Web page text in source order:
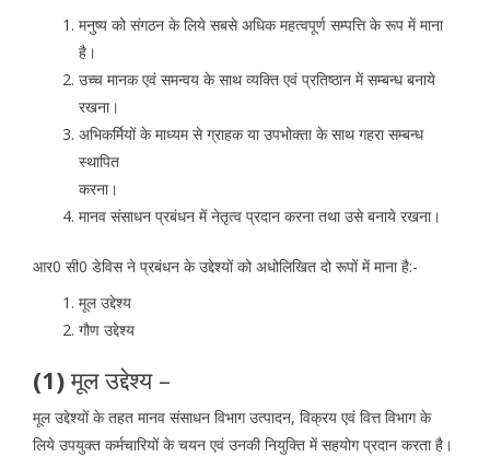
मनुष्य को संगठन के लिये सबसे अधिक महत्वपूर्ण सम्पत्ति के रूप में माना
है।
उच्च मानक एवं समन्वय के साथ व्यक्ति एवं प्रतिष्ठान में सम्बन्ध बनाये
रखना।
अभिकर्मियों के माध्यम से ग्राहक या उपभोक्ता के साथ गहरा सम्बन्ध
स्थापित
करना।
मानव संसाधन प्रबंधन में नेतृत्व प्रदान करना तथा उसे बनाये रखना।
आर0 सी0 डेविस ने प्रबंधन के उद्देश्यों को अधोलिखित दो रूपों में माना है:-
मूल उद्देश्य
गौण उद्देश्य
(1)मूल उद्देश्य –
मूल उद्देश्यों के तहत मानव संसाधन विभाग उत्पादन, विक्रय एवं वित्त विभाग के
लिये उपयुक्त कर्मचारियों के चयन एवं उनकी नियुक्ति में सहयोग प्रदान करता है।